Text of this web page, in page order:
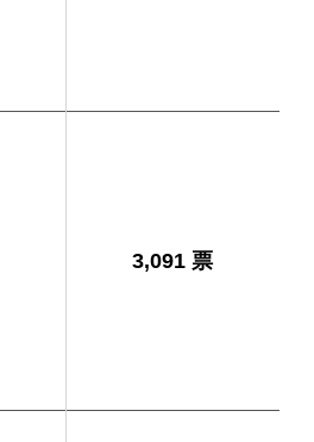
3,091 票